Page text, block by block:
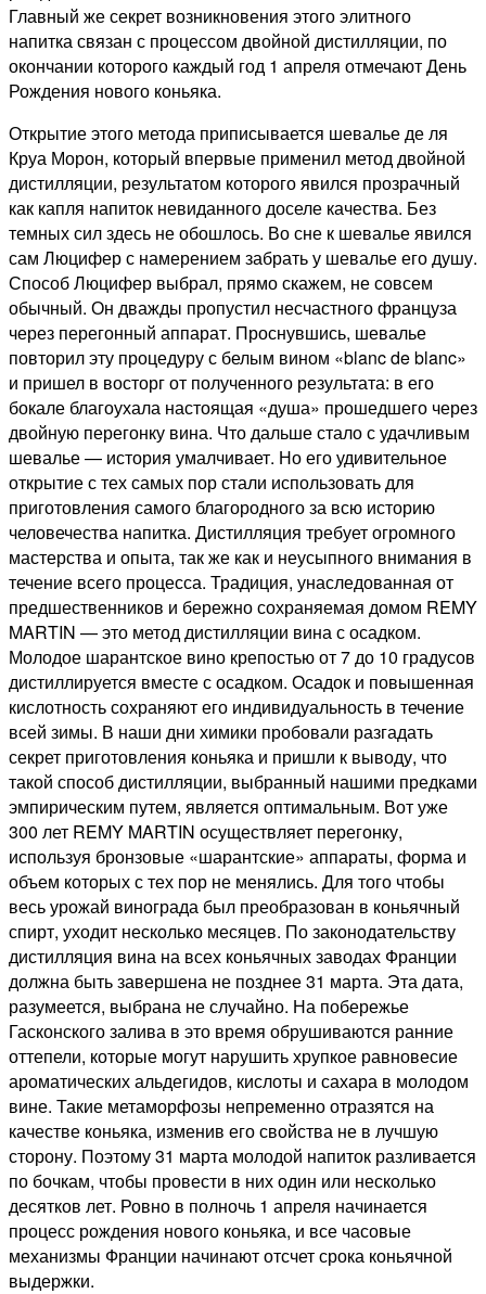
Главный же секрет возникновения этого элитного
напитка связан с процессом двойной дистилляции, по
окончании которого каждый год 1 апреля отмечают День
Рождения нового коньяка.
Открытие этого метода приписывается шевалье де ля
Круа Морон, который впервые применил метод двойной
дистилляции, результатом которого явился прозрачный
как капля напиток невиданного доселе качества. Без
темных сил здесь не обошлось. Во сне к шевалье явился
сам Люцифер с намерением забрать у шевалье его душу.
Способ Люцифер выбрал, прямо скажем, не совсем
обычный. Он дважды пропустил несчастного француза
через перегонный аппарат. Проснувшись, шевалье
повторил эту процедуру с белым вином «blanc de blanc»
и пришел в восторг от полученного результата: в его
бокале благоухала настоящая «душа» прошедшего через
двойную перегонку вина. Что дальше стало с удачливым
шевалье — история умалчивает. Но его удивительное
открытие с тех самых пор стали использовать для
приготовления самого благородного за всю историю
человечества напитка. Дистилляция требует огромного
мастерства и опыта, так же как и неусыпного внимания в
течение всего процесса. Традиция, унаследованная от
предшественников и бережно сохраняемая домом REMY
MARTIN — это метод дистилляции вина с осадком.
Молодое шарантское вино крепостью от 7 до 10 градусов
дистиллируется вместе с осадком. Осадок и повышенная
кислотность сохраняют его индивидуальность в течение
всей зимы. В наши дни химики пробовали разгадать
секрет приготовления коньяка и пришли к выводу, что
такой способ дистилляции, выбранный нашими предками
эмпирическим путем, является оптимальным. Вот уже
300 лет REMY MARTIN осуществляет перегонку,
используя бронзовые «шарантские» аппараты, форма и
объем которых с тех пор не менялись. Для того чтобы
весь урожай винограда был преобразован в коньячный
спирт, уходит несколько месяцев. По законодательству
дистилляция вина на всех коньячных заводах Франции
должна быть завершена не позднее 31 марта. Эта дата,
разумеется, выбрана не случайно. На побережье
Гасконского залива в это время обрушиваются ранние
оттепели, которые могут нарушить хрупкое равновесие
ароматических альдегидов, кислоты и сахара в молодом
вине. Такие метаморфозы непременно отразятся на
качестве коньяка, изменив его свойства не в лучшую
сторону. Поэтому 31 марта молодой напиток разливается
по бочкам, чтобы провести в них один или несколько
десятков лет. Ровно в полночь 1 апреля начинается
процесс рождения нового коньяка, и все часовые
механизмы Франции начинают отсчет срока коньячной
выдержки.